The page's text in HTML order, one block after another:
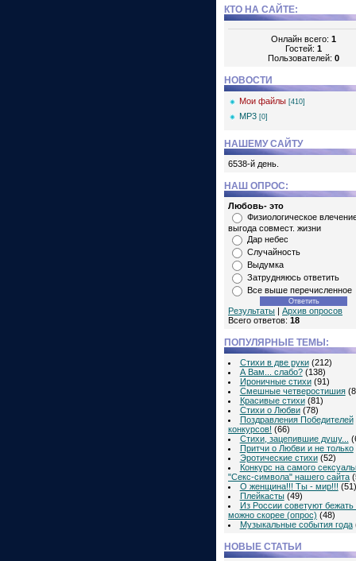
КТО НА САЙТЕ:
Онлайн всего: 1
Гостей: 1
Пользователей: 0
НОВОСТИ
Мои файлы [410]
MP3 [0]
НАШЕМУ САЙТУ
6538-й день.
НАШ ОПРОС:
Любовь- это
Физиологическое
выгода совмест. жизни
Дар небес
Случайность
Выдумка
Затрудняюсь ответить
Все выше перечисленное
Результаты | Архив опросов
Всего ответов: 18
ПОПУЛЯРНЫЕ ТЕМЫ:
Стихи в две руки (212)
А Вам... слабо? (138)
Ироничные стихи (91)
Смешные четверостишия
Красивые стихи (81)
Стихи о Любви (78)
Поздравления Победителей
конкурсов! (66)
Стихи, зацепившие душу...
Притчи о Любви и не только
Эротические стихи (52)
Конкурс на самого
"Секс-символа" нашего сайта
О женщина!!! Ты - мир!!! (51)
Плейкасты (49)
Из России советуют бежать
можно скорее (опрос) (48)
Музыкальные события года
НОВЫЕ СТАТЬИ